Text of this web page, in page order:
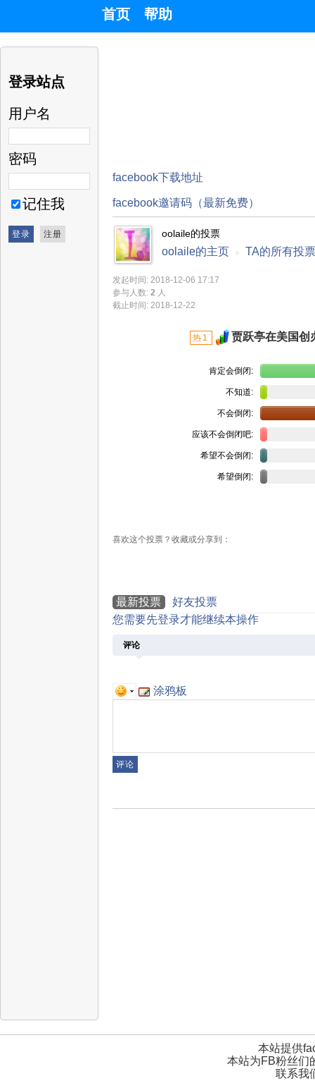
首页 帮助
登录站点
用户名
密码
记住我
facebook下载地址
facebook邀请码（最新免费）
oolaile的投票
oolaile的主页 » TA的所有投票
发起时间: 2018-12-06 17:17
参与人数: 2 人
截止时间: 2018-12-22
热 1 贾跃亭在美国创
肯定会倒闭:
不知道:
不会倒闭:
应该不会倒闭吧:
希望不会倒闭:
希望倒闭:
喜欢这个投票？收藏或分享到：
最新投票
好友投票
您需要先登录才能继续本操作
评论
涂鸦板
本站提供
本站为FB粉丝们
联系我